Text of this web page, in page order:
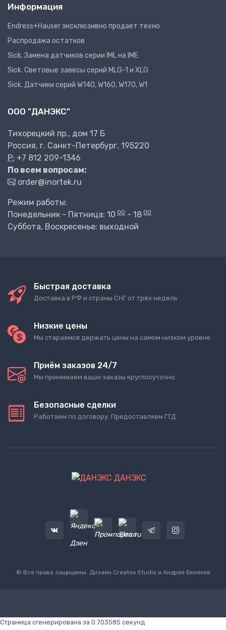
Информация
Endress+Hauser эксклюзивно продает техно
Распродажа остатков
Sick. Замена датчиков серии IML на IME
Sick. Световые завесы серий MLG-1 и XLG
Sick. Датчики серий W140, W160, W170, W1
ООО "ДАНЭКС"
Тихорецкий пр., дом 17 Б
Россия, г. Санкт-Петербург, 195220
P: +7 812 209-1346
По всем вопросам:
order@inortek.ru
Режим работы:
Понедельник - Пятница: 10 00 - 18 00
Суббота, Воскресенье: выходной
Быстрая доставка
Доставка в РФ и страны СНГ от трёх недель
Низкие цены
Мы стараемся держать цены на самом низком уровне
Приём заказов 24/7
Мы принимаем ваши заказы круглосуточно
Безопасные сделки
Работаем по договору. Предоставляем ГТД.
ДАНЭКС
© Все права защищены. Дизайн Createx Studio и Андрей Беляков
Страница сгенерирована за 0.703585 секунд